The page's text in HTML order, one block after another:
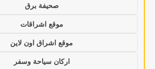
صحيفة برق
موقع اشراقات
موقع اشراق اون لاين
اركان سياحة وسفر